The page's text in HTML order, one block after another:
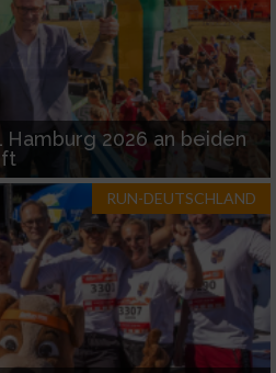
Hamburg 2026 an beiden
RUN-DEUTSCHLAND